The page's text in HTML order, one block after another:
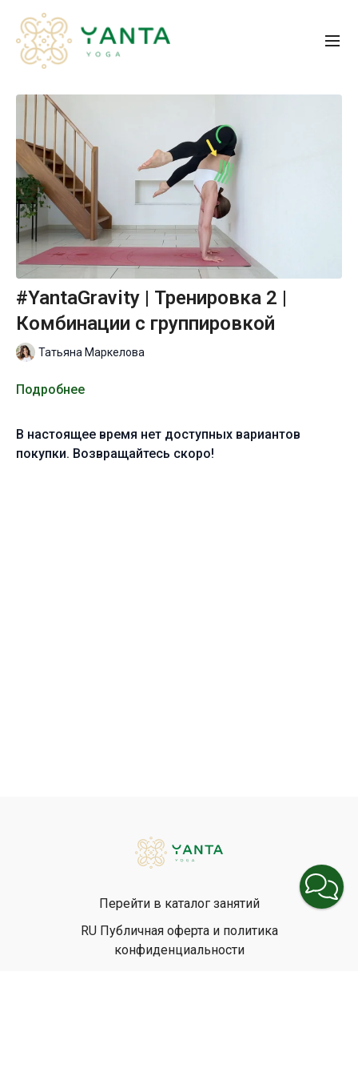
#YantaGravity | Тренировка 2 |
Комбинации с группировкой
Татьяна Маркелова
Подробнее
В настоящее время нет доступных вариантов
покупки. Возвращайтесь скоро!
Перейти в каталог занятий
RU Публичная оферта и политика
конфиденциальности